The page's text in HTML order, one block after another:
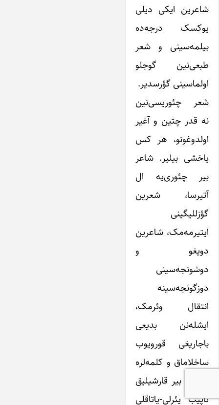
شاعرین ایکی دیلی
یوکسک درجه‌ده
بیلمه‌سینی و شعر
طبعی‌نین گوجلو
اولماسینی گؤرسدیر.
شعر چئوریسی‌‌نین
نه قدر چتین و آغیر
اولدوغونو، هر کس
یاخشی بیلیر. شاعر
بیر چئوری‌یه ال
آتیرسا، شعرین
گؤز‌للیگینی
ایتیرمه‌مک، شاعرین
دویغو و
دوشونجه‌سینی
دوزگونجه‌سینه
انتقال وئرمک،
ایشله‌نن بدیعی
باجاریغی قورویوب
ساخلاماق و کلمه‌لره
اویغون بیر قارشیلیق
تاپیب یئرلی-یاتاقلی